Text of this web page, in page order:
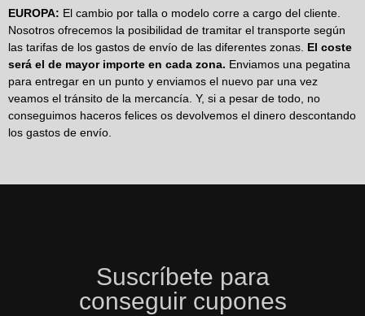
EUROPA: El cambio por talla o modelo corre a cargo del cliente.
Nosotros ofrecemos la posibilidad de tramitar el transporte según
las tarifas de los gastos de envío de las diferentes zonas. El coste
será el de mayor importe en cada zona. Enviamos una pegatina
para entregar en un punto y enviamos el nuevo par una vez
veamos el tránsito de la mercancía. Y, si a pesar de todo, no
conseguimos haceros felices os devolvemos el dinero descontando
los gastos de envío.
Suscríbete para
conseguir cupones